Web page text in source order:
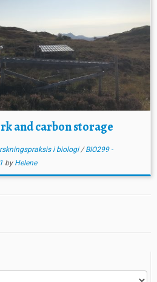
and carbon storage
i biologi/BIO299 -
by Helene